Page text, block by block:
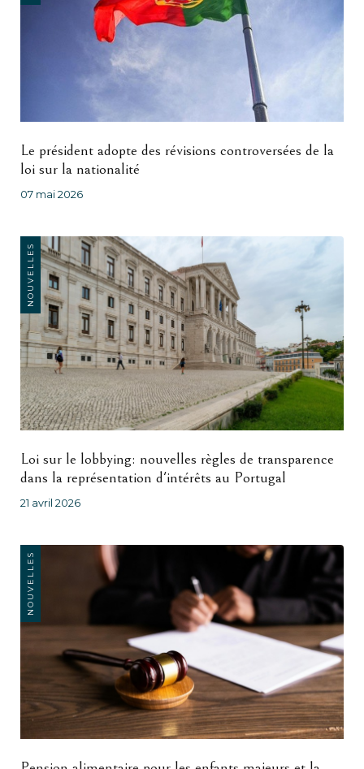
Le président adopte des révisions controversées de la
loi sur la nationalité
07 mai 2026
NOUVELLES
Loi sur le lobbying: nouvelles règles de transparence
dans la représentation d'intérêts au Portugal
21 avril 2026
NOUVELLES